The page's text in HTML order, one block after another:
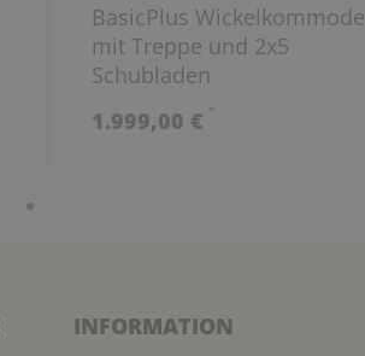
BasicPlus Wickelkommode
mit Treppe und 2x5
Schubladen
1.999,00 € *
INFORMATION